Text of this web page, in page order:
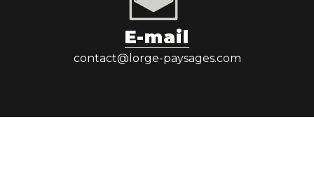
E-mail
contact@lorge-paysages.com